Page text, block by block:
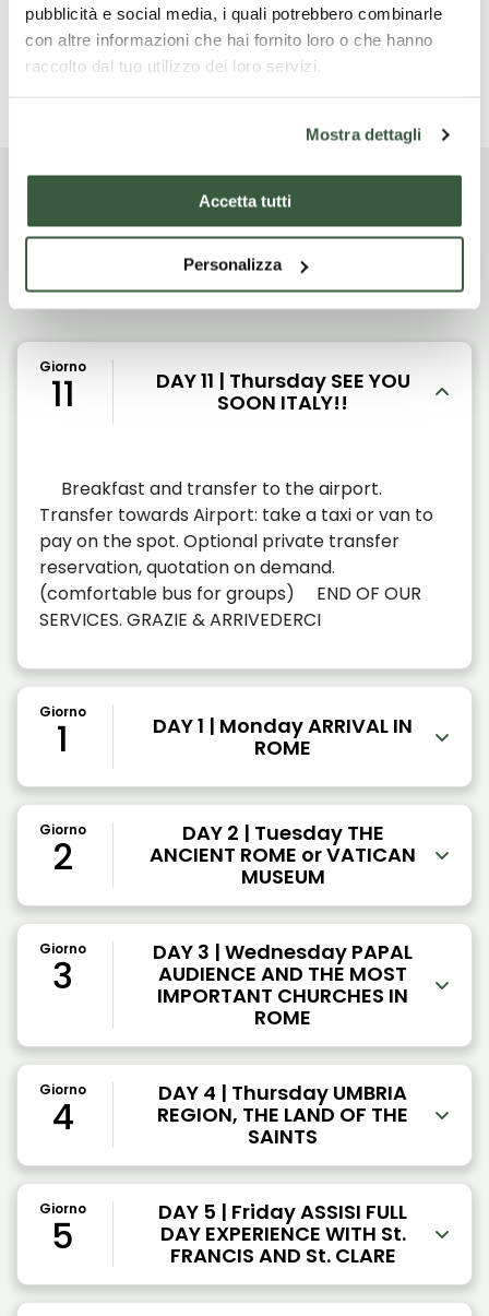
pubblicità e social media, i quali potrebbero combinarle
con altre informazioni che hai fornito loro o che hanno
raccolto dal tuo utilizzo dei loro servizi.
Mostra dettagli
Accetta tutti
Personalizza
Itinerario di viaggio
Giorno
11
DAY 11 | Thursday SEE YOU
SOON ITALY!!
Breakfast and transfer to the airport.
Transfer towards Airport: take a taxi or van to
pay on the spot. Optional private transfer
reservation, quotation on demand.
(comfortable bus for groups) END OF OUR
SERVICES. GRAZIE & ARRIVEDERCI
Giorno
1
DAY 1 | Monday ARRIVAL IN
ROME
Giorno
2
DAY 2 | Tuesday THE
ANCIENT ROME or VATICAN
MUSEUM
Giorno
3
DAY 3 | Wednesday PAPAL
AUDIENCE AND THE MOST
IMPORTANT CHURCHES IN
ROME
Giorno
4
DAY 4 | Thursday UMBRIA
REGION, THE LAND OF THE
SAINTS
Giorno
5
DAY 5 | Friday ASSISI FULL
DAY EXPERIENCE WITH St.
FRANCIS AND St. CLARE